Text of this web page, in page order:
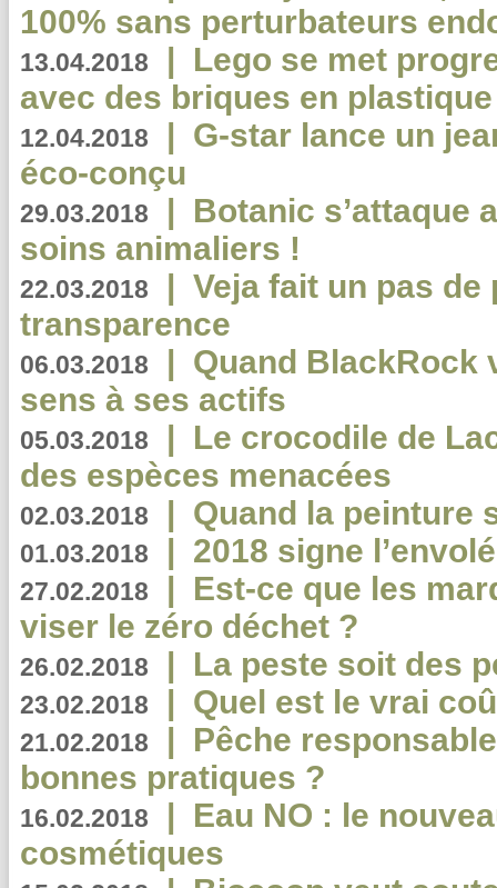
100% sans perturbateurs
13.04.2018 | Lego se met
avec des briques en
12.04.2018 | G-star lance un
éco-conçu
29.03.2018 | Botanic s’attaque
soins animaliers !
22.03.2018 | Veja fait un pas de
transparence
06.03.2018 | Quand BlackRock
sens à ses actifs
05.03.2018 | Le crocodile de
des espèces menacées
02.03.2018 | Quand la peinture
01.03.2018 | 2018 signe
27.02.2018 | Est-ce que les
viser le zéro déchet ?
26.02.2018 | La peste soit des
23.02.2018 | Quel est le vrai
21.02.2018 | Pêche
bonnes pratiques ?
16.02.2018 | Eau NO : le
cosmétiques